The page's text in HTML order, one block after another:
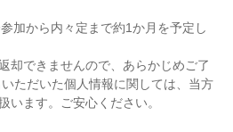
加から内々定まで約1か月を予定し
却できませんので、あらかじめご了
ただいた個人情報に関しては、当方
います。ご安心ください。